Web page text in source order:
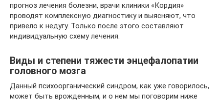
прогноз лечения болезни, врачи клиники «Кордия»
проводят комплексную диагностику и выясняют, что
привело к недугу. Только после этого составляют
индивидуальную схему лечения.
Виды и степени тяжести энцефалопатии
головного мозга
Данный психоорганический синдром, как уже говорилось,
может быть врожденным, и о нем мы поговорим ниже